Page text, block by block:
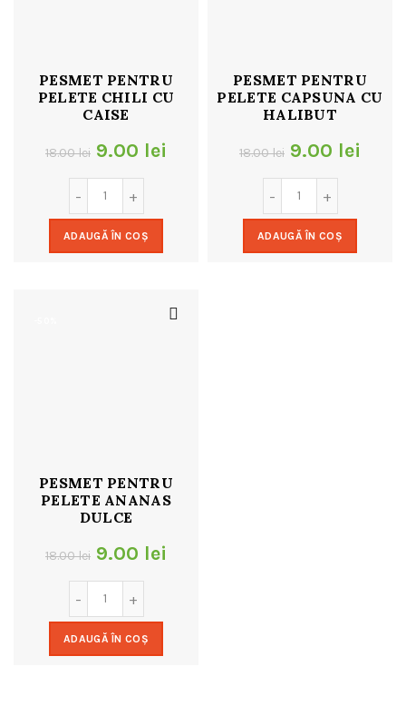
PESMET PENTRU
PELETE CHILI CU
CAISE
18.00lei Prețul
inițial
a
fost:
9.00 lei
ADAUGĂ ÎN COȘ
PESMET PENTRU
PELETE CAPSUNA CU
HALIBUT
18.00lei Prețul
inițial
a
fost:
9.00 lei
ADAUGĂ ÎN COȘ
PESMET PENTRU
PELETE ANANAS
DULCE
18.00lei Prețul
inițial
a
fost:
9.00 lei
ADAUGĂ ÎN COȘ